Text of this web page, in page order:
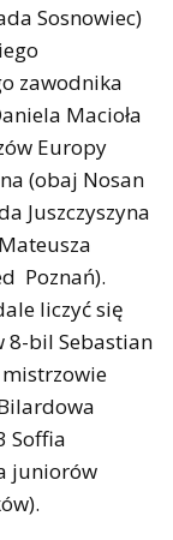
Sosnowiec)
zawodnika
Macioła
Europy
(obaj Nosan
Juszczyszyna
Poznań).
liczyć się
8-bil Sebastian
Soffia
juniorów